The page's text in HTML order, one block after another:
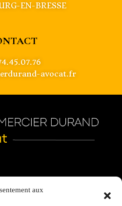
aux
EN-BRESSE
avocat.fr